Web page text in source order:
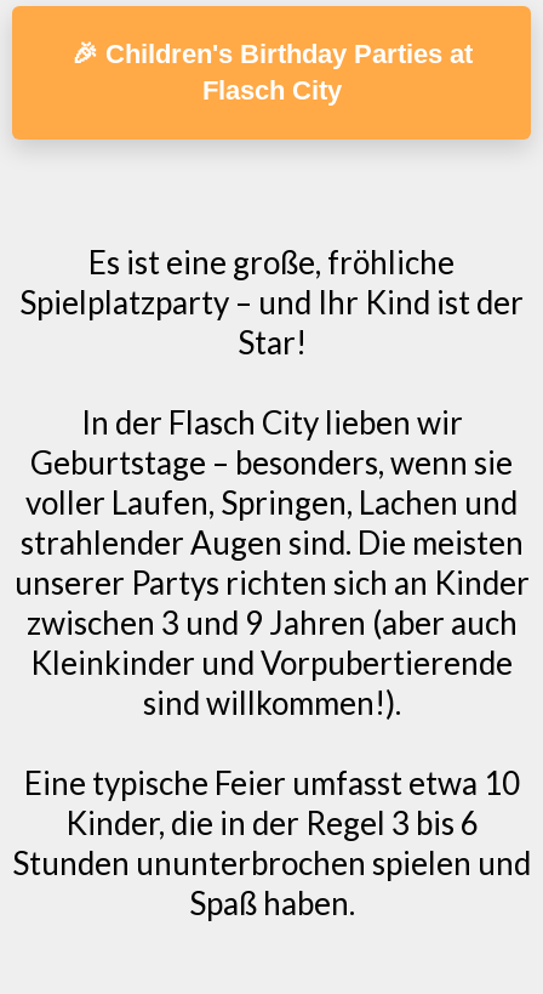
🎉 Children's Birthday Parties at
Flasch City
Es ist eine große, fröhliche
Spielplatzparty – und Ihr Kind ist der
Star!
In der Flasch City lieben wir
Geburtstage – besonders, wenn sie
voller Laufen, Springen, Lachen und
strahlender Augen sind. Die meisten
unserer Partys richten sich an Kinder
zwischen 3 und 9 Jahren (aber auch
Kleinkinder und Vorpubertierende
sind willkommen!).
Eine typische Feier umfasst etwa 10
Kinder, die in der Regel 3 bis 6
Stunden ununterbrochen spielen und
Spaß haben.